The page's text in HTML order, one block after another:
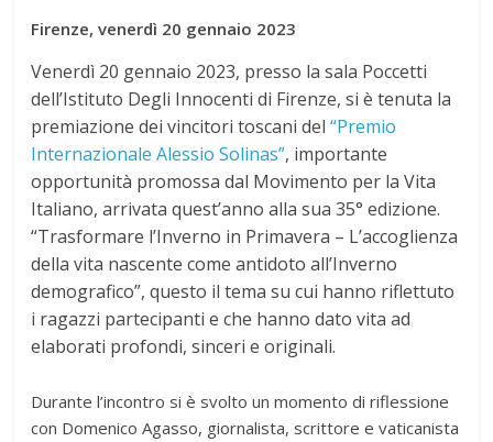
Firenze, venerdì 20 gennaio 2023
Venerdì 20 gennaio 2023, presso la sala Poccetti
dell’Istituto Degli Innocenti di Firenze, si è tenuta la
premiazione dei vincitori toscani del“Premio
Internazionale Alessio Solinas”, importante
opportunità promossa dal Movimento per la Vita
Italiano, arrivata quest’anno alla sua 35° edizione.
“Trasformare l’Inverno in Primavera – L’accoglienza
della vita nascente come antidoto all’Inverno
demografico”, questo il tema su cui hanno riflettuto
i ragazzi partecipanti e che hanno dato vita ad
elaborati profondi, sinceri e originali.
Durante l’incontro si è svolto un momento di riflessione
con Domenico Agasso, giornalista, scrittore e vaticanista